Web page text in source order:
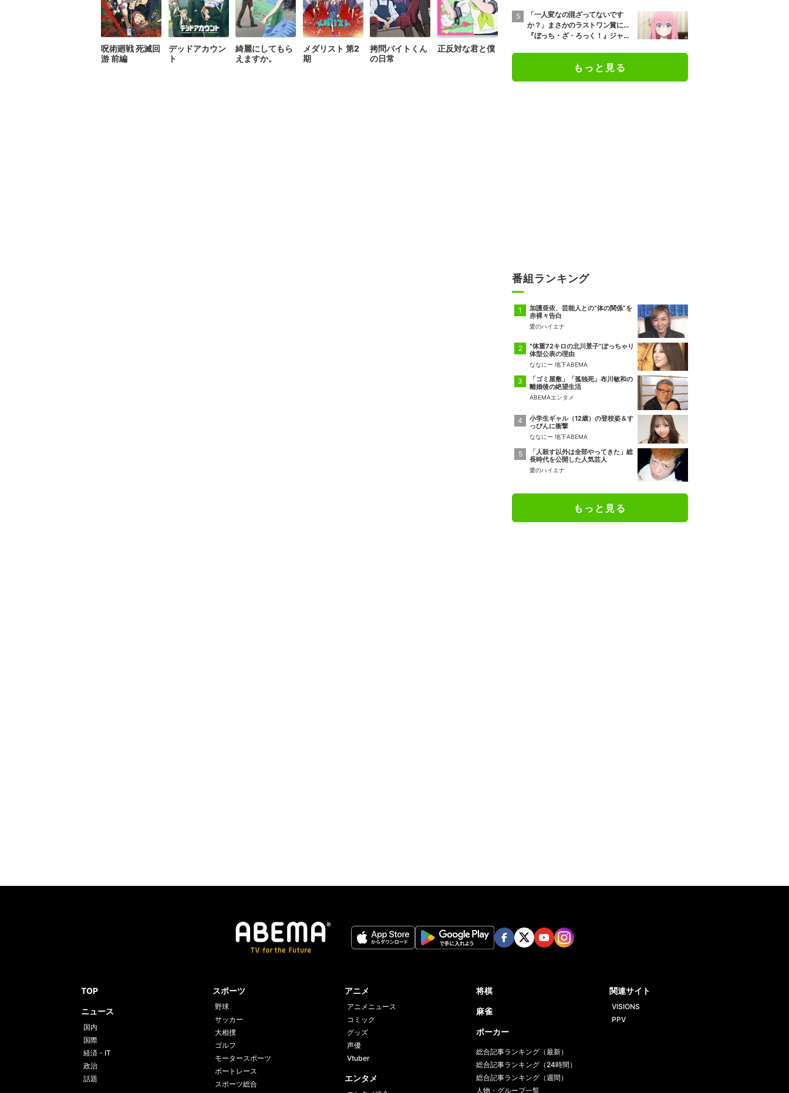
呪術廻戦 死滅回
游 前編
デッドアカウン
ト
綺麗にしてもら
えますか。
メダリスト 第2
期
拷問バイトくん
の日常
正反対な君と僕
「一人変なの混ざってないです
か？」まさかのラストワン賞に…
『ぼっち・ざ・ろっく！』ジャー
もっと見る
番組ランキング
加護亜依、芸能人との“体の関係”を
赤裸々告白
愛のハイエナ
“体重72キロの北川景子”ぽっちゃり
体型公表の理由
ななにー 地下ABEMA
「ゴミ屋敷」「孤独死」布川敏和の
離婚後の絶望生活
ABEMAエンタメ
小学生ギャル（12歳）の登校姿＆す
っぴんに衝撃
ななにー 地下ABEMA
「人殺す以外は全部やってきた」総
長時代を公開した人気芸人
愛のハイエナ
もっと見る
TOP
ニュース
国内
国際
経済・IT
政治
話題
スポーツ
野球
サッカー
大相撲
ゴルフ
モータースポーツ
ボートレース
スポーツ総合
アニメ
アニメニュース
コミック
グッズ
声優
Vtuber
エンタメ
将棋
麻雀
ポーカー
総合記事ランキング（最新）
総合記事ランキング（24時間）
総合記事ランキング（週間）
人物・グループ一覧
関連サイト
VISIONS
PPV